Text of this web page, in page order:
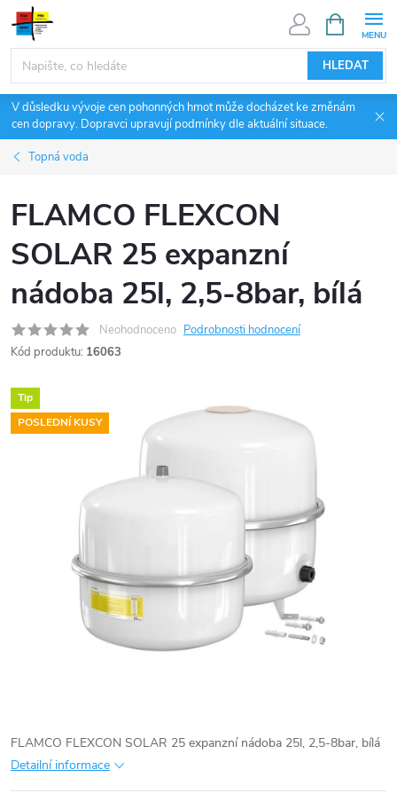
Přejít
obsah
HLEDAT
NÁKUPNÍ
KOŠÍK
V důsledku vývoje cen pohonných hmot může docházet ke změnám
cen dopravy. Dopravci upravují podmínky dle aktuální situace.
Topná voda
FLAMCO FLEXCON
SOLAR 25 expanzní
nádoba 25l, 2,5-8bar, bílá
Neohodnoceno Podrobnosti hodnocení
Kód produktu: 16063
Tip
POSLEDNÍ KUSY
FLAMCO FLEXCON SOLAR 25 expanzní nádoba 25l, 2,5-8bar, bílá
Detailní informace